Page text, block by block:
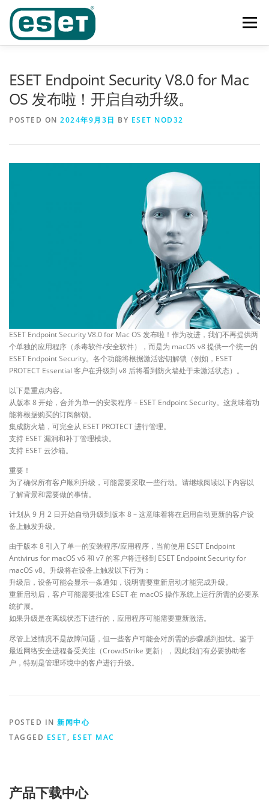
content
Menu
ESET Endpoint Security V8.0 for Mac
OS 发布啦！开启自动升级。
POSTED ON 2024年9月3日 BY ESET NOD32
ESET Endpoint Security V8.0 for Mac OS 发布啦！作为改进，我们不再提供两
个单独的应用程序（杀毒软件/安全软件），而是为 macOS v8 提供一个统一的
ESET Endpoint Security。各个功能将根据激活密钥解锁（例如，ESET
PROTECT Essential 客户在升级到 v8 后将看到防火墙处于未激活状态）。
以下是重点内容。
从版本 8 开始，合并为单一的安装程序 – ESET Endpoint Security。这意味着功
能将根据购买的订阅解锁。
集成防火墙，可完全从 ESET PROTECT 进行管理。
支持 ESET 漏洞和补丁管理模块。
支持 ESET 云沙箱。
重要！
为了确保所有客户顺利升级，可能需要采取一些行动。请继续阅读以下内容以
了解背景和需要做的事情。
计划从 9 月 2 日开始自动升级到版本 8 – 这意味着将在启用自动更新的客户设
备上触发升级。
由于版本 8 引入了单一的安装程序/应用程序，当前使用 ESET Endpoint
Antivirus for macOS v6 和 v7 的客户将迁移到 ESET Endpoint Security for
macOS v8。升级将在设备上触发以下行为：
升级后，设备可能会显示一条通知，说明需要重新启动才能完成升级。
重新启动后，客户可能需要批准 ESET 在 macOS 操作系统上运行所需的必要系
统扩展。
如果升级是在离线状态下进行的，应用程序可能需要重新激活。
尽管上述情况不是故障问题，但一些客户可能会对所需的步骤感到担忧。鉴于
最近网络安全进程备受关注（CrowdStrike 更新），因此我们有必要协助客
户，特别是管理环境中的客户进行升级。
POSTED IN 新闻中心
TAGGED ESET, ESET MAC
产品下载中心